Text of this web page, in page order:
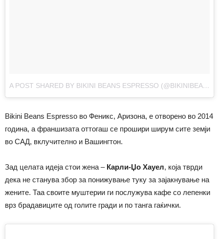
A POST SHARED BY BIKINI BEANS ESPRESSO (@BIKINIBEANSESPRESSO)
Bikini Beans Espresso во Феникс, Аризона, е отворено во 2014
година, а франшизата оттогаш се прошири ширум сите земји
во САД, вклучително и Вашингтон.
Зад целата идеја стои жена – Карли-Џо Хауел, која тврди
дека не станува збор за понижување туку за зајакнување на
жените. Таа своите муштерии ги послужува кафе со лепенки
врз брадавиците од голите гради и по танга гаќички.